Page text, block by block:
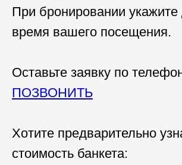
При бронировании укажите
время вашего посещения.
Оставьте заявку по
ПОЗВОНИТЬ
Хотите предварительно
стоимость банкета: